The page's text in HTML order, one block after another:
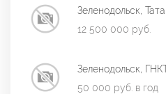
Зеленодольск,
12 500 000 руб.
Зеленодольск,
50 000 руб. в год